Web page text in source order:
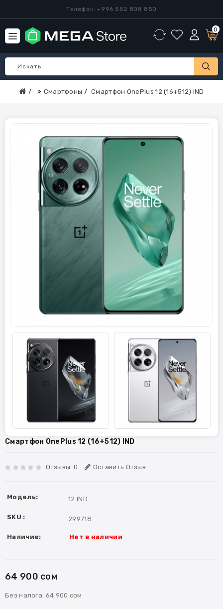
Телефон: +996 552 808 850
0
Смартфоны Смартфон OnePlus 12 (16+512) IND
Смартфон OnePlus 12 (16+512) IND
Отзывы: 0 Оставить Отзыв
Модель: 12 IND
SKU : 299718
Наличие: Нет в наличии
64 900 сом
Без налога: 64 900 сом